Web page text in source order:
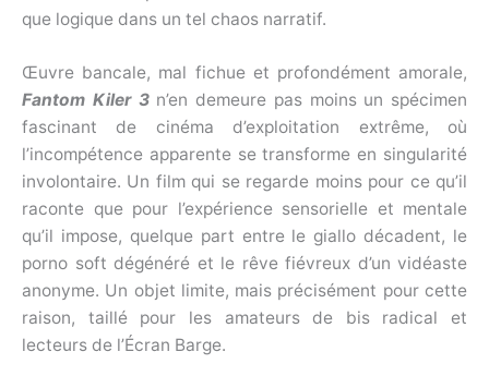
que logique dans un tel chaos narratif.
Œuvre bancale, mal fichue et profondément amorale,
Fantom Kiler 3n’en demeure pas moins un spécimen
fascinant de cinéma d’exploitation extrême, où
l’incompétence apparente se transforme en singularité
involontaire. Un film qui se regarde moins pour ce qu’il
raconte que pour l’expérience sensorielle et mentale
qu’il impose, quelque part entre le giallo décadent, le
porno soft dégénéré et le rêve fiévreux d’un vidéaste
anonyme. Un objet limite, mais précisément pour cette
raison, taillé pour les amateurs de bis radical et
lecteurs de l’Écran Barge.